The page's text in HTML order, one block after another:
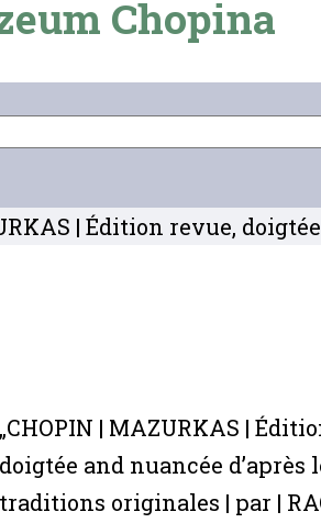
Chopina
| Édition revue,
„CHOPIN | MAZURKAS |
doigtée and nuancée d’après
traditions originales | par |